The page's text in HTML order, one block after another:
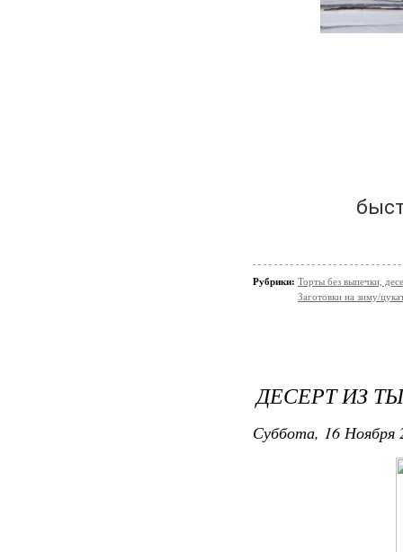
Рубрики: Торты без выпечки,
Заготовки на зиму/
ДЕСЕРТ ИЗ
Суббота, 16 Ноября